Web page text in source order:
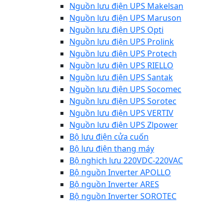
Nguồn lưu điện UPS Makelsan
Nguồn lưu điện UPS Maruson
Nguồn lưu điện UPS Opti
Nguồn lưu điện UPS Prolink
Nguồn lưu điện UPS Protech
Nguồn lưu điện UPS RIELLO
Nguồn lưu điện UPS Santak
Nguồn lưu điện UPS Socomec
Nguồn lưu điện UPS Sorotec
Nguồn lưu điện UPS VERTIV
Nguồn lưu điện UPS Zlpower
Bộ lưu điện cửa cuốn
Bộ lưu điện thang máy
Bộ nghịch lưu 220VDC-220VAC
Bộ nguồn Inverter APOLLO
Bộ nguồn Inverter ARES
Bộ nguồn Inverter SOROTEC